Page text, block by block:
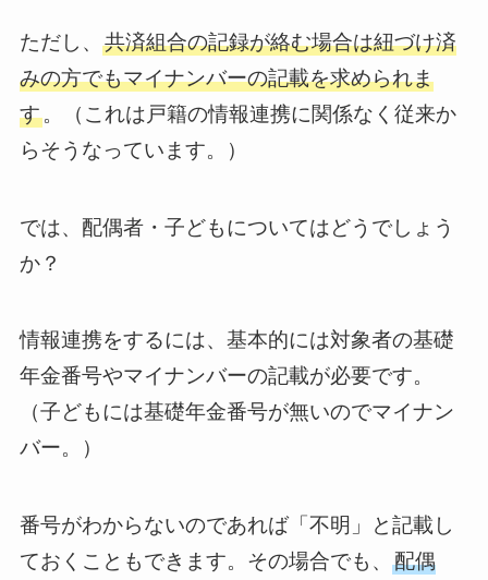
ただし、 共済組合の記録が絡む場合は紐づけ済
みの方でもマイナンバーの記載を求められま
す。（これは戸籍の情報連携に関係なく従来か
らそうなっています。）
では、配偶者・子どもについてはどうでしょう
か？
情報連携をするには、基本的には対象者の基礎
年金番号やマイナンバーの記載が必要です。
（子どもには基礎年金番号が無いのでマイナン
バー。）
番号がわからないのであれば「不明」と記載し
ておくこともできます。その場合でも、 配偶